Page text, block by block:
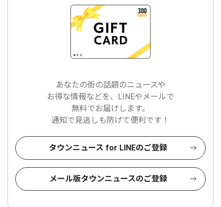
あなたの街の話題のニュースや
お得な情報などを、LINEやメールで
無料でお届けします。
通知で見逃しも防げて便利です！
タウンニュース for LINEのご登録
メール版タウンニュースのご登録